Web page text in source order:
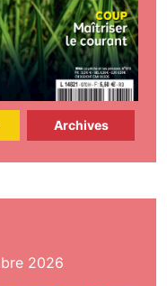
Archives
2026